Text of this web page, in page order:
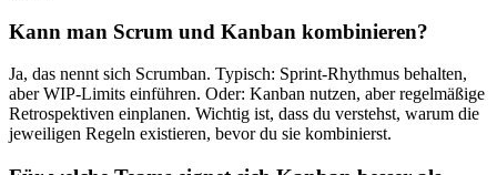
Kann man Scrum und Kanban kombinieren?
Ja, das nennt sich Scrumban. Typisch: Sprint-Rhythmus behalten,
aber WIP-Limits einführen. Oder: Kanban nutzen, aber regelmäßige
Retrospektiven einplanen. Wichtig ist, dass du verstehst, warum die
jeweiligen Regeln existieren, bevor du sie kombinierst.